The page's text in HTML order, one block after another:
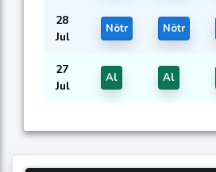
28
Jul
Nötr Nötr
27
Jul
Al Al